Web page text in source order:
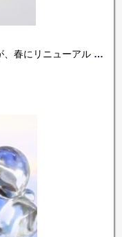
、春にリニューアル …